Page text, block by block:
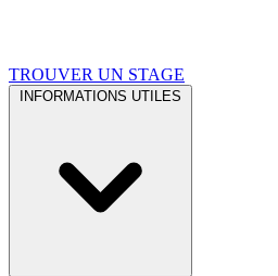
TROUVER UN STAGE
INFORMATIONS UTILES